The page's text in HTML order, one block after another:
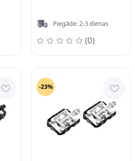
Piegāde: 2-3 dienas
(0)
-23%